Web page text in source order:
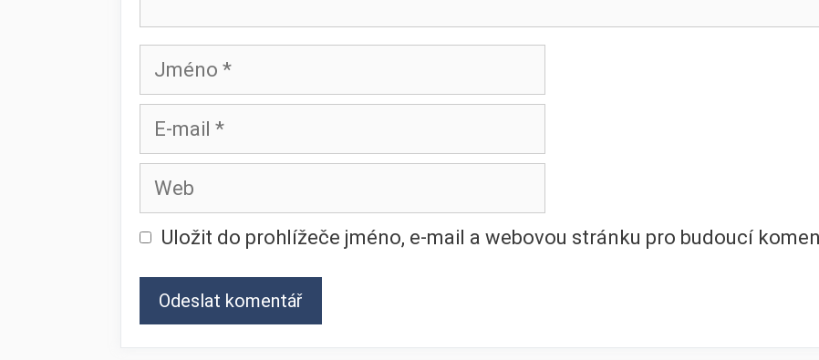
Jméno
E-
mail
Web
Uložit do prohlížeče jméno, e-mail a webovou stránku pro budoucí